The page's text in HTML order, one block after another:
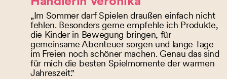
„Im Sommer darf Spielen draußen einfach nicht
fehlen. Besonders gerne empfehle ich Produkte,
die Kinder in Bewegung bringen, für
gemeinsame Abenteuer sorgen und lange Tage
im Freien noch schöner machen. Genau das sind
für mich die besten Spielmomente der warmen
Jahreszeit."